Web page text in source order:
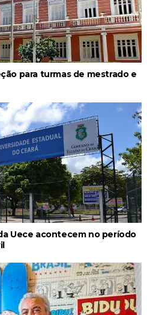
para turmas de mestrado e
Uece acontecem no período